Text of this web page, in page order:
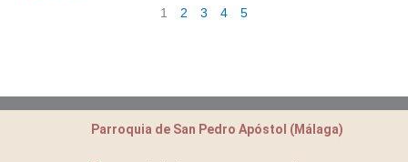
1 2 3 4 5
Parroquia de San Pedro Apóstol (Málaga)